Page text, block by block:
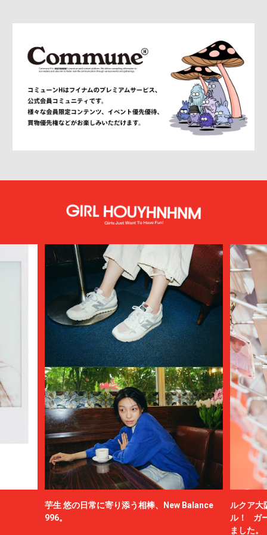
芋生 悠の日常に寄り添う相棒、New Balance
996。
ルクア大
ル！ ガ
ました。